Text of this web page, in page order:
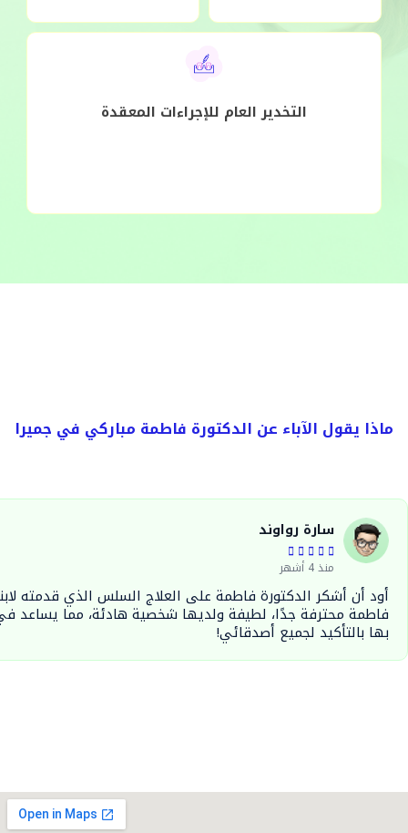
التخدير العام للإجراءات المعقدة
ماذا يقول الآباء عن الدكتورة فاطمة مباركي في جميرا
سارة رواوند





منذ 4 أشهر
فاطمة محترفة جدًا، لطيفة ولديها شخصية هادئة، مما
بها بالتأكيد لجميع أصدقائي!